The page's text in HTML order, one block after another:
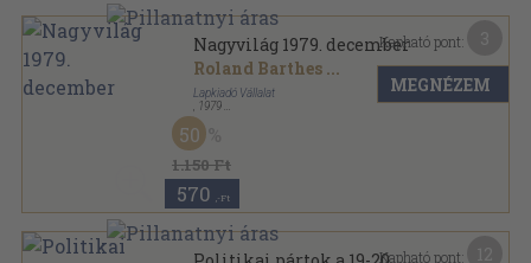
Nagyvilág 1979. december
Roland Barthes ...
Lapkiadó Vállalat
1979
Ragasztott papírkötés
Nagyvilág sorozat
1.150 Ft
50
570 ,-Ft
Kapható pont:
MEGNÉZEM
Kapható pont: